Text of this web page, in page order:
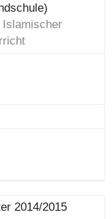
2014/2015